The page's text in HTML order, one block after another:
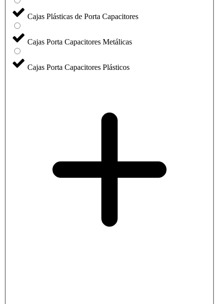
Cajas Plásticas de Porta Capacitores
Cajas Porta Capacitores Metálicas
Cajas Porta Capacitores Plásticos